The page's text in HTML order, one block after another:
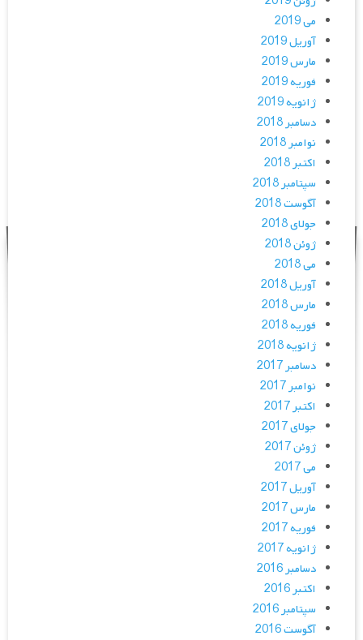
می 2019
آوریل 2019
مارس 2019
فوریه 2019
ژانویه 2019
دسامبر 2018
نوامبر 2018
اکتبر 2018
سپتامبر 2018
آگوست 2018
جولای 2018
ژوئن 2018
می 2018
آوریل 2018
مارس 2018
فوریه 2018
ژانویه 2018
دسامبر 2017
نوامبر 2017
اکتبر 2017
جولای 2017
ژوئن 2017
می 2017
آوریل 2017
مارس 2017
فوریه 2017
ژانویه 2017
دسامبر 2016
اکتبر 2016
سپتامبر 2016
آگوست 2016